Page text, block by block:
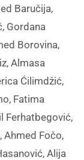
Baručija,
Gordana
Borovina,
Almasa
Ćilimdžić,
Fatima
Ferhatbegović,
Ahmed Fočo,
Alija